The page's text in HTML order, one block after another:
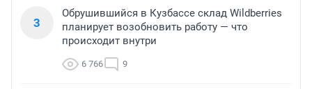
3
Обрушившийся в Кузбассе склад Wildberries
планирует возобновить работу — что
происходит внутри
6 766 9